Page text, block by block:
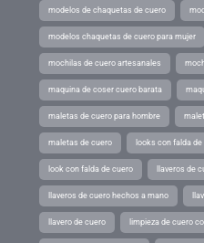
modelos de chaquetas de cuero
modelos chaquetas de cuero para mujer
mochilas de cuero artesanales
maquina de coser cuero barata
maletas de cuero para hombre
maletas de cuero looks con falda
look con falda de cuero llaveros de
llaveros de cuero hechos a mano
llavero de cuero limpieza de cuero